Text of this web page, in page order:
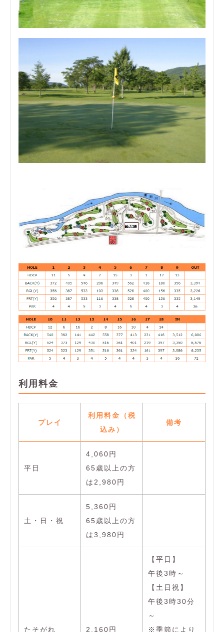
利用料金
プレイ
利用料金（税
込み）
備考
平日
4,060円
65歳以上の方
は2,980円
土・日・祝
5,360円
65歳以上の方
は3,980円
たそがれ 2,160円
【平日】
午後3時～
【土日祝】
午後3時30分
～
※季節により